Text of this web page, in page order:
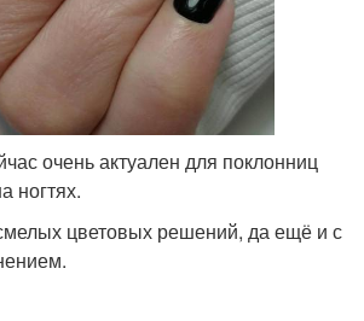
очень актуален для поклонниц
ногтях.
цветовых решений, да ещё и с